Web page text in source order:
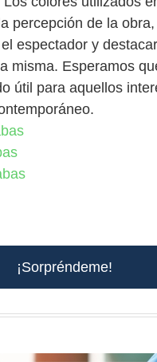
percepción de la
espectador y
misma. Esperamos
útil para aquellos
¡Sorpréndeme!